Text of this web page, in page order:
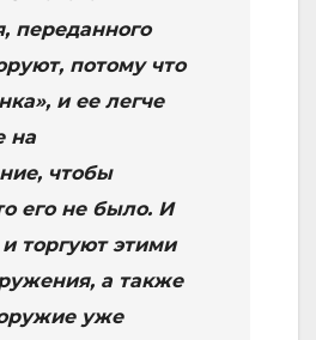
переданного
потому что
и ее легче
на
чтобы
его не было. И
торгуют этими
а также
уже